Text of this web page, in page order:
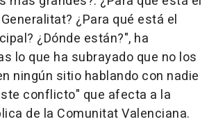
¿Para qué está el
¿Dónde están?", ha
lo que ha subrayado que no los
ningún sitio hablando con nadie
conflicto" que afecta a la
de la Comunitat Valenciana.